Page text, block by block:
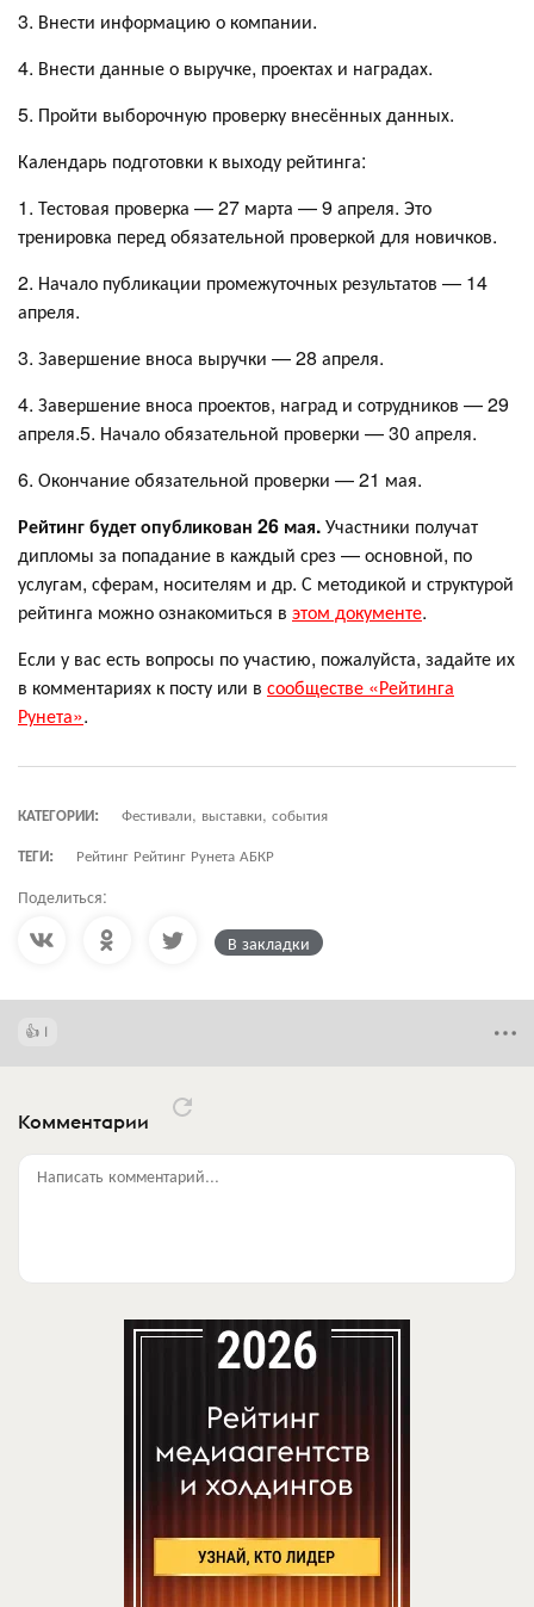
3. Внести информацию о компании.
4. Внести данные о выручке, проектах и наградах.
5. Пройти выборочную проверку внесённых данных.
Календарь подготовки к выходу рейтинга:
1. Тестовая проверка — 27 марта — 9 апреля. Это
тренировка перед обязательной проверкой для новичков.
2. Начало публикации промежуточных результатов — 14
апреля.
3. Завершение вноса выручки — 28 апреля.
4. Завершение вноса проектов, наград и сотрудников — 29
апреля.5. Начало обязательной проверки — 30 апреля.
6. Окончание обязательной проверки — 21 мая.
Рейтинг будет опубликован 26 мая.Участники получат
дипломы за попадание в каждый срез — основной, по
услугам, сферам, носителям и др. С методикой и структурой
рейтинга можно ознакомиться в этом документе.
Если у вас есть вопросы по участию, пожалуйста, задайте их
в комментариях к посту или в сообществе «Рейтинга
Рунета».
КАТЕГОРИИ:
Фестивали, выставки, события
ТЕГИ:
Рейтинг Рейтинг Рунета АБКР
Поделиться:
В закладки
1
Комментарии
Написать комментарий...